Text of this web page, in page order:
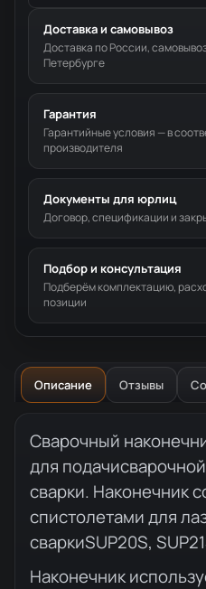
Доставка и самовывоз
Доставка по России,
Петербурге
Гарантия
Гарантийные условия — в
производителя
Документы для юрлиц
Договор, спецификации и
Подбор и консультация
Подберём комплектацию,
позиции
Описание Отзывы
Описание
Сварочный
для
сварки. Наконечник
спистолетами для
сваркиSUP20S,
Наконечник